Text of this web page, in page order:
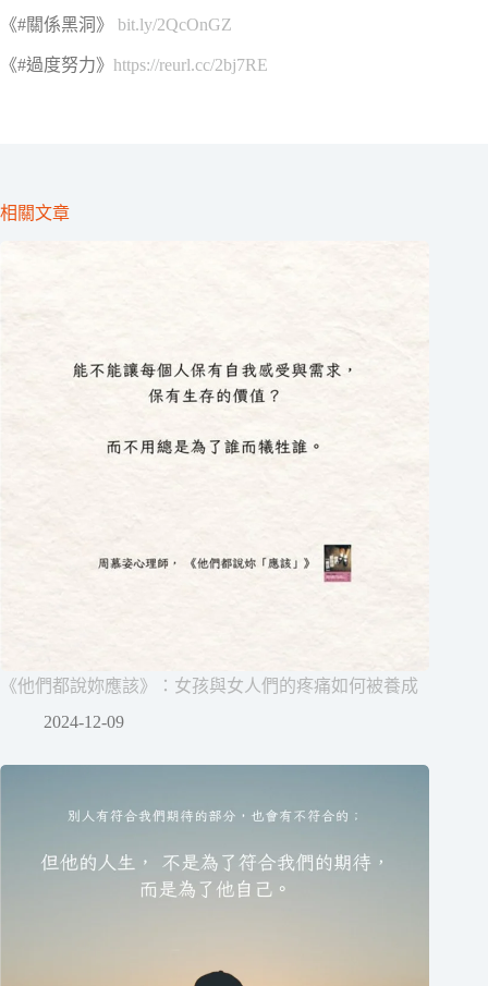
《#關係黑洞》 bit.ly/2QcOnGZ
《#過度努力》 https://reurl.cc/2bj7RE
相關文章
《他們都說妳應該》：女孩與女人們的疼痛如何被養成
2024-12-09